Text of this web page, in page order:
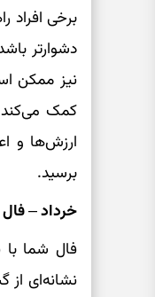
برخی افراد
دشوارتر
نیز ممکن
کمک می‌کند
ارزش‌ها و
برسید.
خرداد –
فال شما
نشانه‌ای